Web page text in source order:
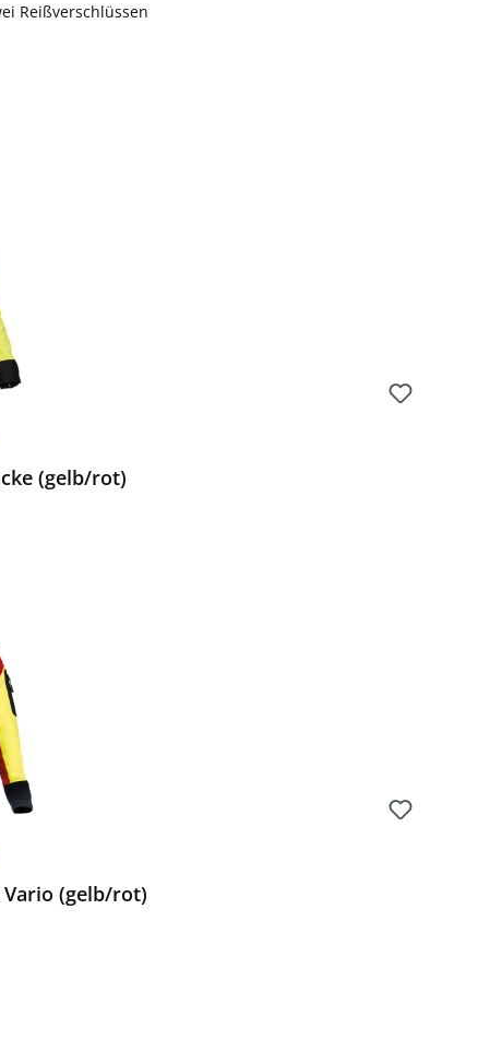
Reißverschlüssen
(gelb/rot)
Vario (gelb/rot)